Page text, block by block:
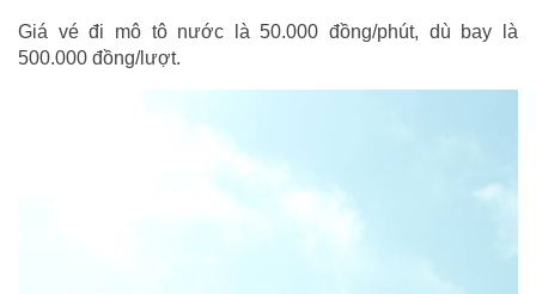
Giá vé đi mô tô nước là 50.000 đồng/phút, dù bay là
500.000 đồng/lượt.